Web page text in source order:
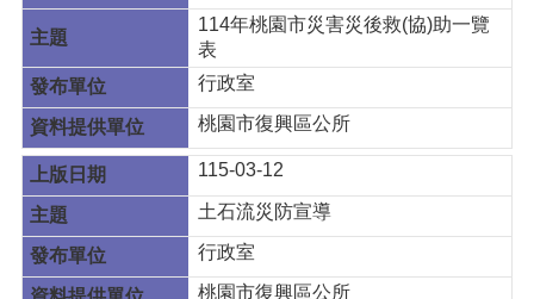
114年桃園市災害災後救(協)助一覽
表
行政室
桃園市復興區公所
115-03-12
土石流災防宣導
行政室
桃園市復興區公所